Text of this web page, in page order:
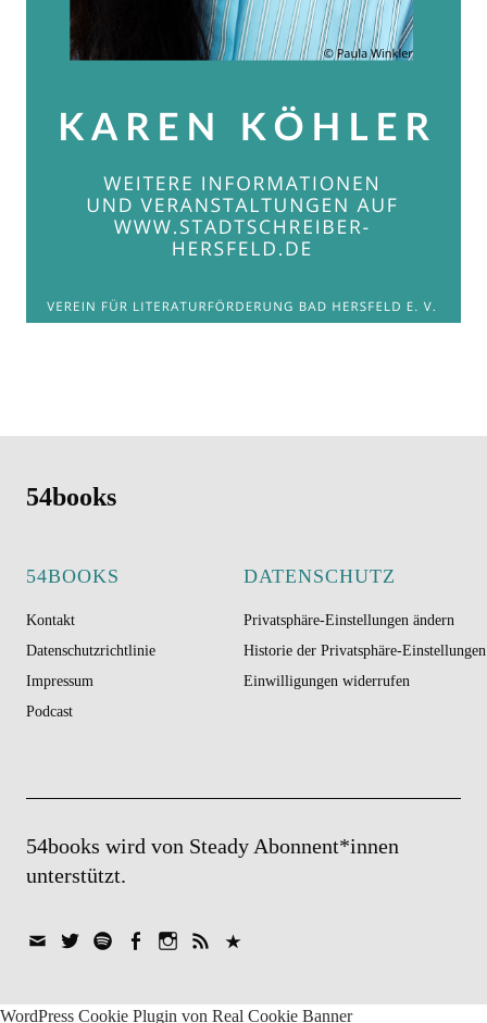
54books
54BOOKS
Kontakt
Datenschutzrichtlinie
Impressum
Podcast
DATENSCHUTZ
Privatsphäre-Einstellungen ändern
Historie der Privatsphäre-Einstellungen
Einwilligungen widerrufen
54books wird von Steady Abonnent*innen
unterstützt
WordPress Cookie Plugin von Real Cookie Banner